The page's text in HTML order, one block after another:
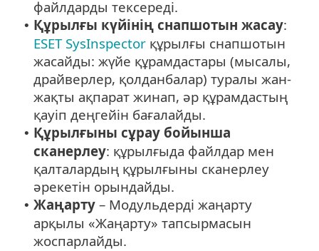
файлдарды тексереді.
• Құрылғы күйінің снапшотын жасау:
ESET SysInspector құрылғы снапшотын
жасайды: жүйе құрамдастары (мысалы,
драйверлер, қолданбалар) туралы жан-
жақты ақпарат жинап, әр құрамдастың
қауіп деңгейін бағалайды.
• Құрылғыны сұрау бойынша
сканерлеу: құрылғыда файлдар мен
қалталардың құрылғыны сканерлеу
әрекетін орындайды.
• Жаңарту – Модульдерді жаңарту
арқылы «Жаңарту» тапсырмасын
жоспарлайды.